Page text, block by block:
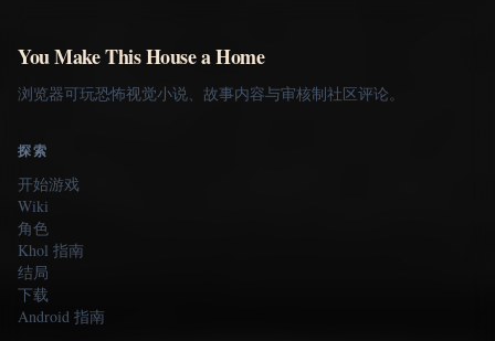
You Make This House a Home
浏览器可玩恐怖视觉小说、故事内容与审核制社区评论。
探索
开始游戏
Wiki
角色
Khol 指南
结局
下载
Android 指南